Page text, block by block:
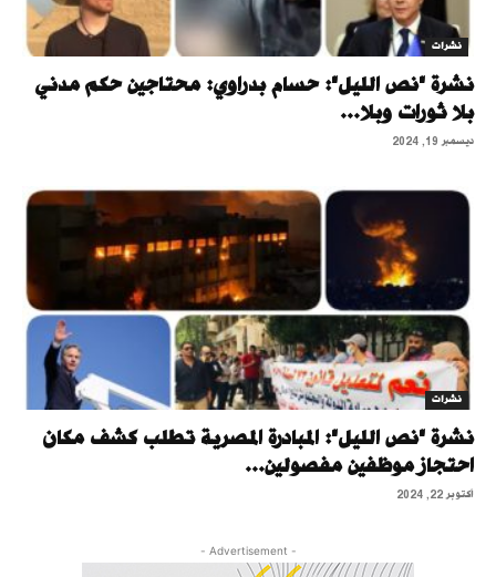
نشرات
نشرة "نص الليل": حسام بدراوي: محتاجين حكم مدني
بلا ثورات وبلا...
ديسمبر 19, 2024
نشرات
نشرة "نص الليل": المبادرة المصرية تطلب كشف مكان
احتجاز موظفين مفصولين...
أكتوبر 22, 2024
- Advertisement -